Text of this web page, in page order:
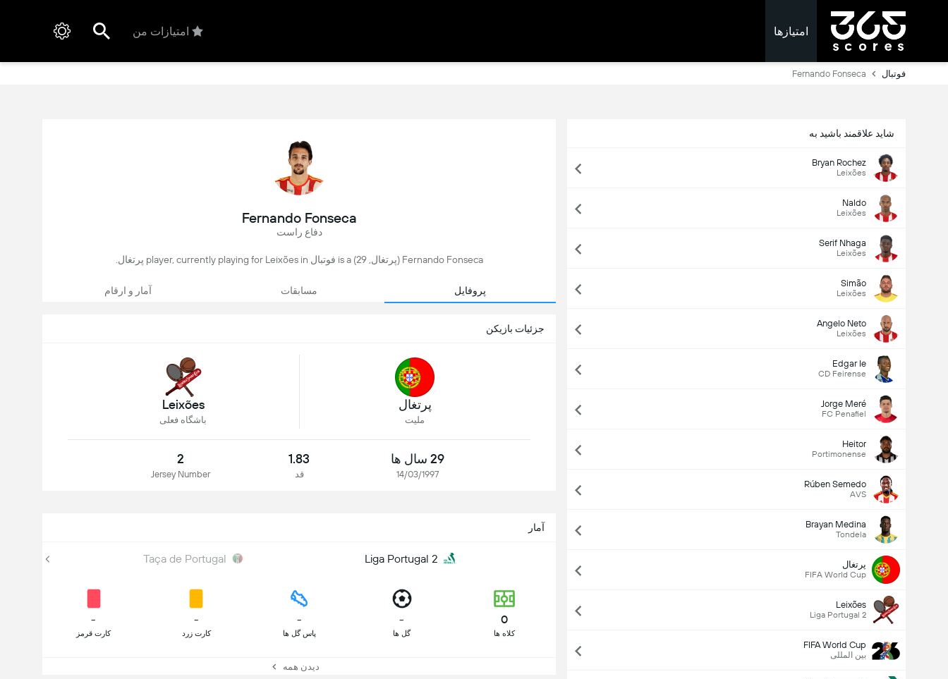
امتیازها امتیازات من
فوتبال Fernando Fonseca
شاید علاقمند باشید به
Bryan Rochez
Leixões
Naldo
Leixões
Serif Nhaga
Leixões
Simão
Leixões
Angelo Neto
Leixões
Edgar Ie
CD Feirense
Jorge Meré
FC Penafiel
Heitor
Portimonense
Rúben Semedo
AVS
Brayan Medina
Tondela
پرتغال
FIFA World Cup
Leixões
Liga Portugal 2
FIFA World Cup
بین المللی
Fernando Fonseca
دفاع راست
Fernando Fonseca (پرتغال, 29) is a فوتبال player, currently playing for Leixões in پرتغال.
پروفایل مسابقات آمار و ارقام
جزئیات بازیکن
پرتغال
ملیت
Leixões
باشگاه فعلی
29 سال ها
14/03/1997
1.83
قد
2
Jersey Number
آمار
Liga Portugal 2
Taça de Portugal
0
کلاه ها
-
گل ها
-
پاس گل ها
-
کارت زرد
-
کارت قرمز
دیدن همه